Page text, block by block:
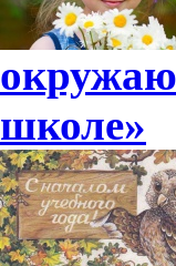
школе»